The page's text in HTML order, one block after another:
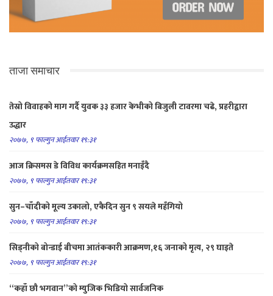
ताजा समाचार
तेस्रो विवाहको माग गर्दै युवक ३३ हजार केभीको बिजुली टावरमा चढे, प्रहरीद्वारा
उद्धार
२०७७, ९ फाल्गुन आईतवार १९:३१
आज क्रिसमस डे विविध कार्यक्रमसहित मनाइँदै
२०७७, ९ फाल्गुन आईतवार १९:३१
सुन–चाँदीको मूल्य उकालो, एकैदिन सुन ९ सयले महँगियो
२०७७, ९ फाल्गुन आईतवार १९:३१
सिड्नीको बोन्डाई बीचमा आतंककारी आक्रमण,१६ जनाको मृत्य, २९ घाइते
२०७७, ९ फाल्गुन आईतवार १९:३१
“कहाँ छौ भगवान”को म्युजिक भिडियो सार्वजनिक